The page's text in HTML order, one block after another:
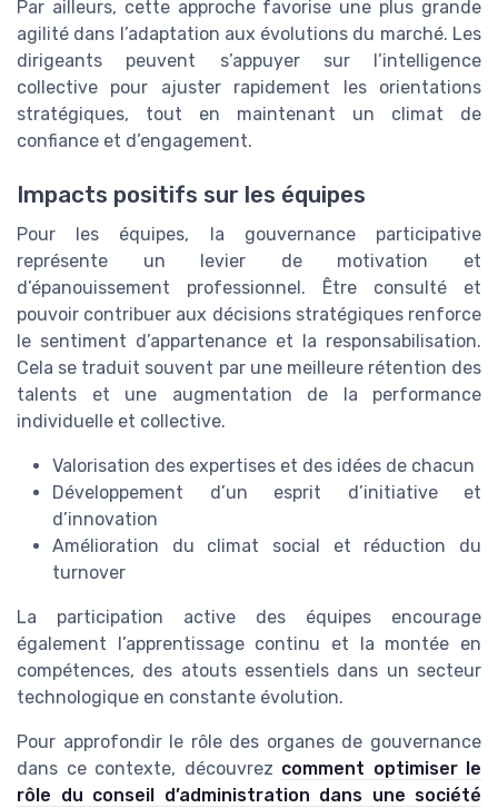
Par ailleurs, cette approche favorise une plus grande
agilité dans l’adaptation aux évolutions du marché. Les
dirigeants peuvent s’appuyer sur l’intelligence
collective pour ajuster rapidement les orientations
stratégiques, tout en maintenant un climat de
confiance et d’engagement.
Impacts positifs sur les équipes
Pour les équipes, la gouvernance participative
représente un levier de motivation et
d’épanouissement professionnel. Être consulté et
pouvoir contribuer aux décisions stratégiques renforce
le sentiment d’appartenance et la responsabilisation.
Cela se traduit souvent par une meilleure rétention des
talents et une augmentation de la performance
individuelle et collective.
Valorisation des expertises et des idées de chacun
Développement d’un esprit d’initiative et
d’innovation
Amélioration du climat social et réduction du
turnover
La participation active des équipes encourage
également l’apprentissage continu et la montée en
compétences, des atouts essentiels dans un secteur
technologique en constante évolution.
Pour approfondir le rôle des organes de gouvernance
dans ce contexte, découvrez comment optimiser le
rôle du conseil d’administration dans une société